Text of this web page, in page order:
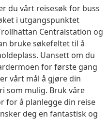
du vårt reisesøk for buss
i utgangspunktet
Centralstation og
bruke søkefeltet til å
Uansett om du
for første gang
vårt mål å gjøre din
som mulig. Bruk våre
for å planlegge din reise
deg en fantastisk og